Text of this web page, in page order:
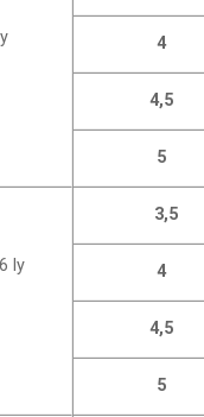
4
4,5
5
ly
3,5
4
4,5
5